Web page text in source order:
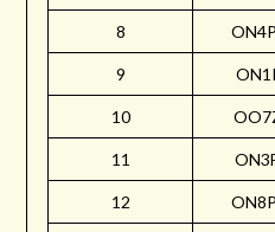
8
9
10
11
12